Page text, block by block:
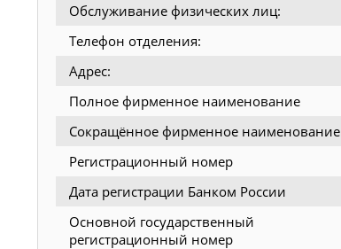
Обслуживание физических лиц:
Телефон отделения:
Адрес:
Полное фирменное наименование
Сокращённое фирменное наименование
Регистрационный номер
Дата регистрации Банком России
Основной государственный
регистрационный номер